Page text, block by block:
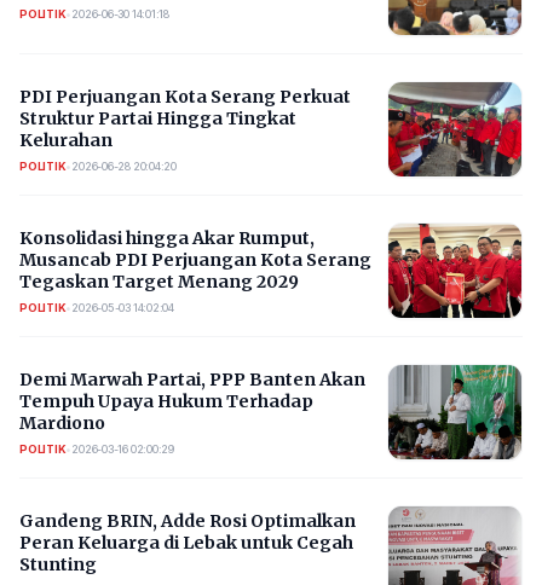
POLITIK• 2026-06-30 14:01:18
PDI Perjuangan Kota Serang Perkuat
Struktur Partai Hingga Tingkat
Kelurahan
POLITIK• 2026-06-28 20:04:20
Konsolidasi hingga Akar Rumput,
Musancab PDI Perjuangan Kota Serang
Tegaskan Target Menang 2029
POLITIK• 2026-05-03 14:02:04
Demi Marwah Partai, PPP Banten Akan
Tempuh Upaya Hukum Terhadap
Mardiono
POLITIK• 2026-03-16 02:00:29
Gandeng BRIN, Adde Rosi Optimalkan
Peran Keluarga di Lebak untuk Cegah
Stunting